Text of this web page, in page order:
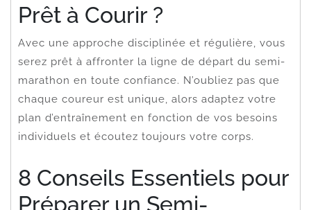
Prêt à Courir ?
Avec une approche disciplinée et régulière, vous
serez prêt à affronter la ligne de départ du semi-
marathon en toute confiance. N’oubliez pas que
chaque coureur est unique, alors adaptez votre
plan d’entraînement en fonction de vos besoins
individuels et écoutez toujours votre corps.
8 Conseils Essentiels pour
Préparer un Semi-